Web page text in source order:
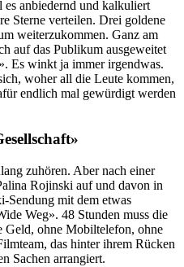
anbiedernd und kalkuliert
Sterne verteilen. Drei goldene
weiterzukommen. Ganz am
auf das Publikum ausgeweitet
Es winkt ja immer irgendwas.
woher all die Leute kommen,
endlich mal gewürdigt werden
zuhören. Aber nach einer
Rojinski auf und davon in
Sendung mit dem etwas
Weg». 48 Stunden muss die
Geld, ohne Mobiltelefon, ohne
das hinter ihrem Rücken
Sachen arrangiert.